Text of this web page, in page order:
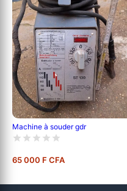
Machine à souder gdr
65 000 F CFA